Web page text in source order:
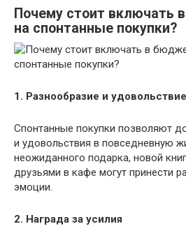
Почему стоит включать
на спонтанные покупки?
1. Разнообразие и удовольствие
Спонтанные покупки позволяют
и удовольствия в повседневную
неожиданного подарка, новой
друзьями в кафе могут принести
эмоции.
2. Награда за усилия